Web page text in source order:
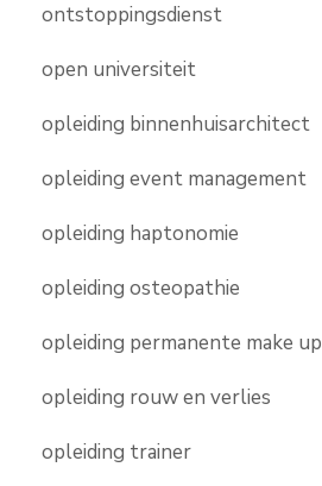
ontstoppingsdienst
open universiteit
opleiding binnenhuisarchitect
opleiding event management
opleiding haptonomie
opleiding osteopathie
opleiding permanente make up
opleiding rouw en verlies
opleiding trainer